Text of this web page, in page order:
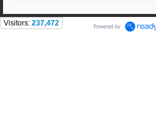
Visitors: 237,472